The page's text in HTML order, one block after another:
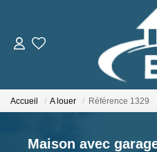
Nos
Accueil A louer Référence 1329
Maison avec